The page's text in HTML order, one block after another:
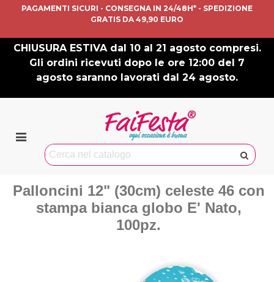
PAGAMENTI SICURI - CONSEGNA IN 24/48H* - SPEDIZIONE
GRATIS DA 49,90 EURO
CHIUSURA ESTIVA dal 10 al 21 agosto compresi.
Gli ordini ricevuti dopo le ore 12:00 del 7
agosto saranno lavorati dal 24 agosto.
Palloncini 12" (30cm) celeste 46 con
stampa bianca globo E' Nato,
100pz.